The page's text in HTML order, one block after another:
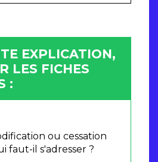
EXPLICATION,
LES FICHES
:
ou cessation
faut-il s'adresser ?